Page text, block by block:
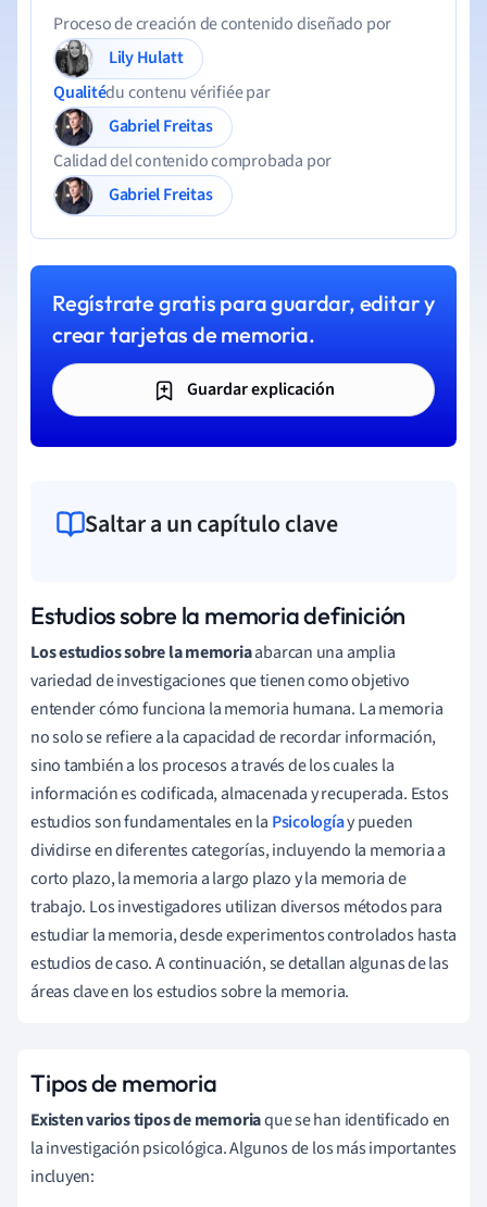
Proceso de creación de contenido diseñado por
Lily Hulatt
Qualitédu contenu vérifiée par
Gabriel Freitas
Calidad del contenido comprobada por
Gabriel Freitas
Regístrate gratis para guardar, editar y
crear tarjetas de memoria.
Guardar explicación
Saltar a un capítulo clave
Estudios sobre la memoria definición
Los estudios sobre la memoriaabarcan una amplia
variedad de investigaciones que tienen como objetivo
entender cómo funciona la memoria humana. La memoria
no solo se refiere a la capacidad de recordar información,
sino también a los procesos a través de los cuales la
información es codificada, almacenada y recuperada. Estos
estudios son fundamentales en la Psicologíay pueden
dividirse en diferentes categorías, incluyendo la memoria a
corto plazo, la memoria a largo plazo y la memoria de
trabajo. Los investigadores utilizan diversos métodos para
estudiar la memoria, desde experimentos controlados hasta
estudios de caso. A continuación, se detallan algunas de las
áreas clave en los estudios sobre la memoria.
Tipos de memoria
Existen varios tipos de memoriaque se han identificado en
la investigación psicológica. Algunos de los más importantes
incluyen: